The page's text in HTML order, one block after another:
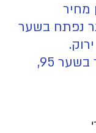
מחיר
נפתח בשער
אם הנר נפתח בשער 100 ונסגר בשער 95,